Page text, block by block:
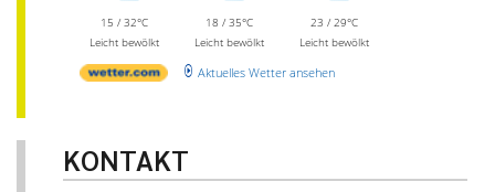
15 / 32°C
Leicht bewölkt
18 / 35°C
Leicht bewölkt
23 / 29°C
Leicht bewölkt
Aktuelles Wetter ansehen
KONTAKT